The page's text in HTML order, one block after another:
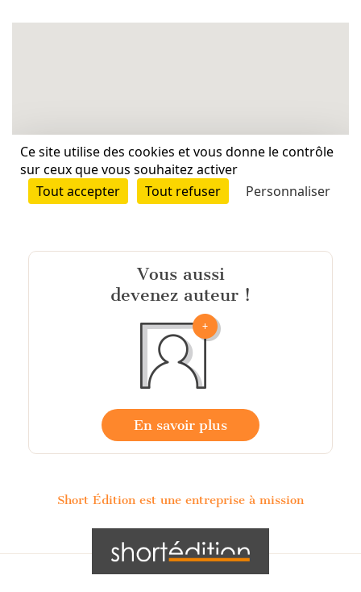
Vous aussi
devenez auteur !
En savoir plus
Short Édition est une entreprise à mission